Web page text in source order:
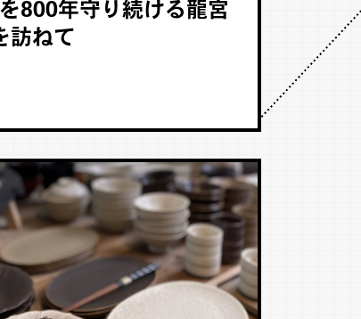
800年守り続ける龍宮
訪ねて